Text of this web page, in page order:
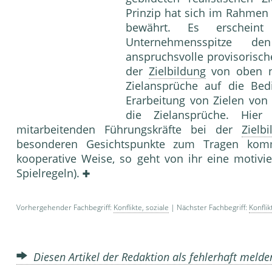
Prinzip hat sich im
bewährt. Es
Unternehmensspitze
anspruchsvolle
der Zielbildungvon oben
Zielansprüche auf die
Erarbeitung von Zielen
die Zielansprüche.
mitarbeitenden Führungskräfte bei der
besonderen Gesichtspunkte zum Tragen
kooperative Weise, so geht von ihr eine
Spielregeln).
Vorhergehender Fachbegriff: Konflikte, soziale | Nächster Fachbegriff:
Diesen Artikel der Redaktion als fehlerhaft